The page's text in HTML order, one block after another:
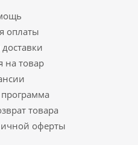
оплаты
на товар
товара
оферты